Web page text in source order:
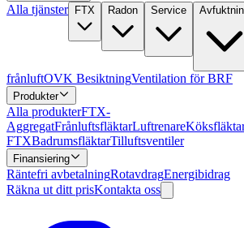
Alla tjänster FTX Radon Service
frånluftOVK BesiktningVentilation för BRF
Produkter
Alla produkterFTX-
AggregatFrånluftsfläktarLuftrenare
FTXBadrumsfläktarTilluftsventiler
Finansiering
Räntefri avbetalningRotavdragEnergibidrag
Räkna ut ditt prisKontakta oss